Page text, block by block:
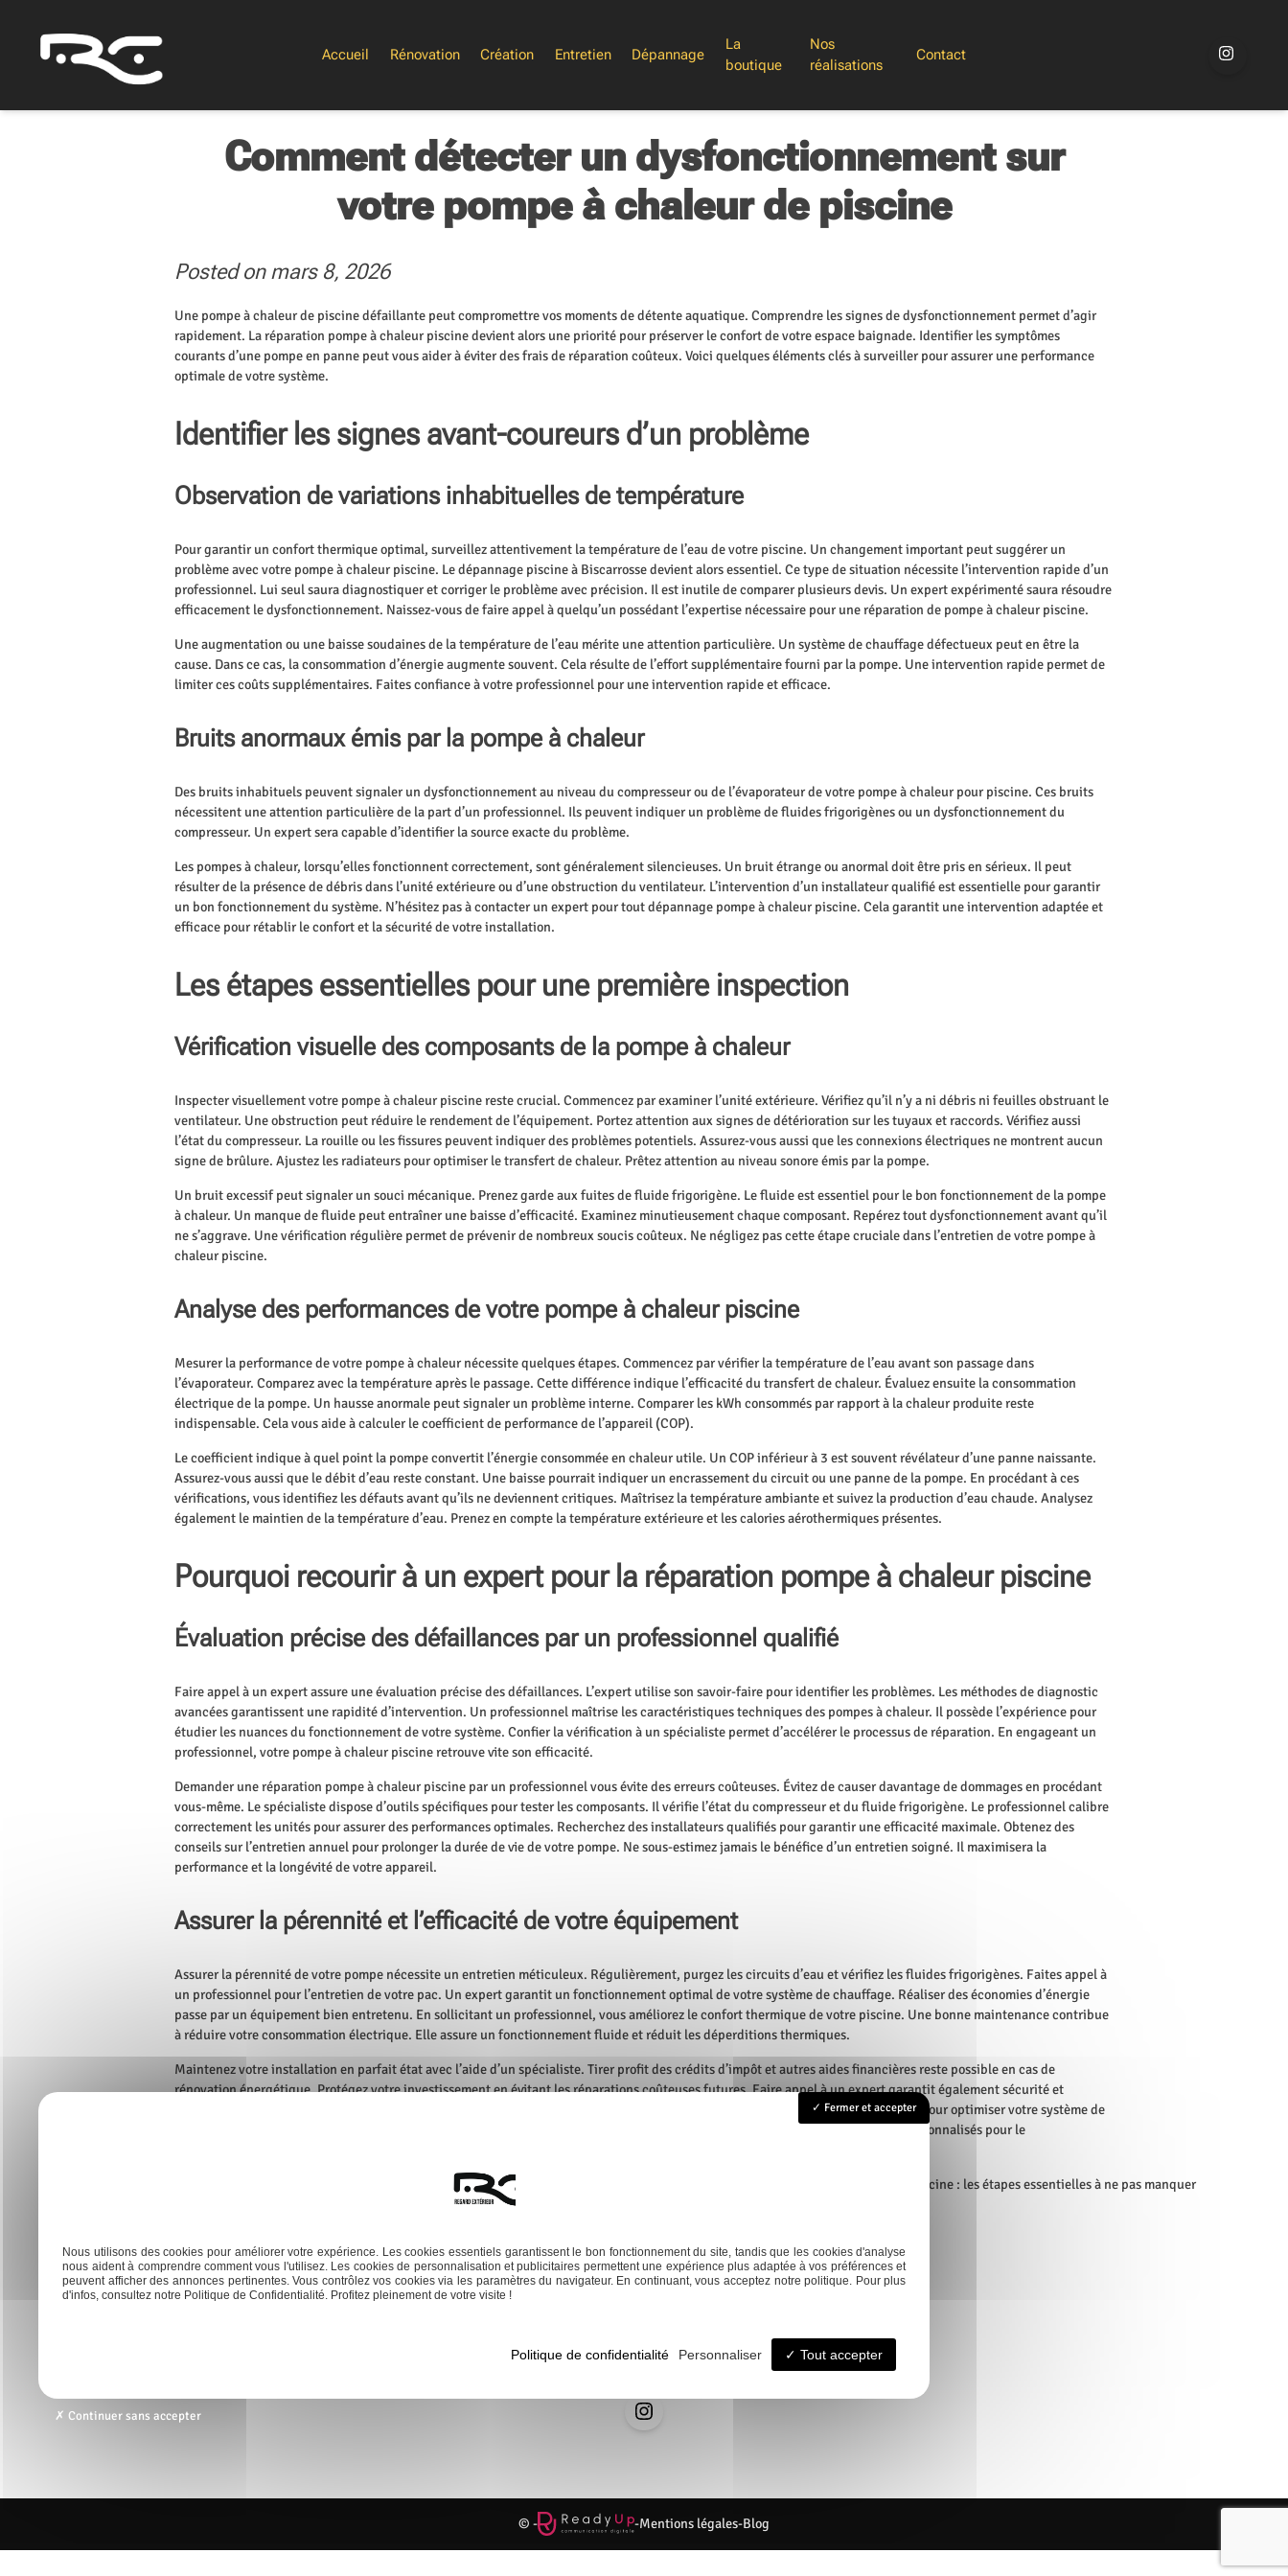
Accueil Rénovation Création Entretien Dépannage
La
boutique
Nos
réalisations
Contact
Comment détecter un dysfonctionnement sur
votre pompe à chaleur de piscine
Posted on mars 8, 2026
Une pompe à chaleur de piscine défaillante peut compromettre vos moments de détente aquatique. Comprendre les signes de dysfonctionnement permet d’agir
rapidement. La réparation pompe à chaleur piscine devient alors une priorité pour préserver le confort de votre espace baignade. Identifier les symptômes
courants d’une pompe en panne peut vous aider à éviter des frais de réparation coûteux. Voici quelques éléments clés à surveiller pour assurer une performance
optimale de votre système.
Identifier les signes avant-coureurs d’un problème
Observation de variations inhabituelles de température
Pour garantir un confort thermique optimal, surveillez attentivement la température de l’eau de votre piscine. Un changement important peut suggérer un
problème avec votre pompe à chaleur piscine. Ledépannage piscine à Biscarrossedevient alors essentiel. Ce type de situation nécessite l’intervention rapide d’un
professionnel. Lui seul saura diagnostiquer et corriger le problème avec précision. Il est inutile de comparer plusieurs devis. Un expert expérimenté saura résoudre
efficacement le dysfonctionnement. Naissez-vous de faire appel à quelqu’un possédant l’expertise nécessaire pour une réparation de pompe à chaleur piscine.
Une augmentation ou une baisse soudaines de la température de l’eau mérite une attention particulière. Un système de chauffage défectueux peut en être la
cause. Dans ce cas, la consommation d’énergie augmente souvent. Cela résulte de l’effort supplémentaire fourni par la pompe. Une intervention rapide permet de
limiter ces coûts supplémentaires. Faites confiance à votre professionnel pour une intervention rapide et efficace.
Bruits anormaux émis par la pompe à chaleur
Des bruits inhabituels peuvent signaler un dysfonctionnement au niveau du compresseur ou de l’évaporateur de votre pompe à chaleur pour piscine. Ces bruits
nécessitent une attention particulière de la part d’un professionnel. Ils peuvent indiquer un problème de fluides frigorigènes ou un dysfonctionnement du
compresseur. Un expert sera capable d’identifier la source exacte du problème.
Les pompes à chaleur, lorsqu’elles fonctionnent correctement, sont généralement silencieuses. Un bruit étrange ou anormal doit être pris en sérieux. Il peut
résulter de la présence de débris dans l’unité extérieure ou d’une obstruction du ventilateur. L’intervention d’un installateur qualifié est essentielle pour garantir
un bon fonctionnement du système. N’hésitez pas à contacter un expert pour tout dépannage pompe à chaleur piscine. Cela garantit une intervention adaptée et
efficace pour rétablir le confort et la sécurité de votre installation.
Les étapes essentielles pour une première inspection
Vérification visuelle des composants de la pompe à chaleur
Inspecter visuellement votre pompe à chaleur piscine reste crucial. Commencez par examiner l’unité extérieure. Vérifiez qu’il n’y a ni débris ni feuilles obstruant le
ventilateur. Une obstruction peut réduire le rendement de l’équipement. Portez attention aux signes de détérioration sur les tuyaux et raccords. Vérifiez aussi
l’état du compresseur. La rouille ou les fissures peuvent indiquer des problèmes potentiels. Assurez-vous aussi que les connexions électriques ne montrent aucun
signe de brûlure. Ajustez les radiateurs pour optimiser le transfert de chaleur. Prêtez attention au niveau sonore émis par la pompe.
Un bruit excessif peut signaler un souci mécanique. Prenez garde aux fuites de fluide frigorigène. Le fluide est essentiel pour le bon fonctionnement de la pompe
à chaleur. Un manque de fluide peut entraîner une baisse d’efficacité. Examinez minutieusement chaque composant. Repérez tout dysfonctionnement avant qu’il
ne s’aggrave. Une vérification régulière permet de prévenir de nombreux soucis coûteux. Ne négligez pas cette étape cruciale dans l’entretien de votre pompe à
chaleur piscine.
Analyse des performances de votre pompe à chaleur piscine
Mesurer la performance de votre pompe à chaleur nécessite quelques étapes. Commencez par vérifier la température de l’eau avant son passage dans
l’évaporateur. Comparez avec la température après le passage. Cette différence indique l’efficacité du transfert de chaleur. Évaluez ensuite la consommation
électrique de la pompe. Un hausse anormale peut signaler un problème interne. Comparer les kWh consommés par rapport à la chaleur produite reste
indispensable. Cela vous aide à calculer le coefficient de performance de l’appareil (COP).
Le coefficient indique à quel point la pompe convertit l’énergie consommée en chaleur utile. Un COP inférieur à 3 est souvent révélateur d’une panne naissante.
Assurez-vous aussi que le débit d’eau reste constant. Une baisse pourrait indiquer un encrassement du circuit ou une panne de la pompe. En procédant à ces
vérifications, vous identifiez les défauts avant qu’ils ne deviennent critiques. Maîtrisez la température ambiante et suivez la production d’eau chaude. Analysez
également le maintien de la température d’eau. Prenez en compte la température extérieure et les calories aérothermiques présentes.
Pourquoi recourir à un expert pour la réparation pompe à chaleur piscine
Évaluation précise des défaillances par un professionnel qualifié
Faire appel à un expert assure une évaluation précise des défaillances. L’expert utilise son savoir-faire pour identifier les problèmes. Les méthodes de diagnostic
avancées garantissent une rapidité d’intervention. Un professionnel maîtrise les caractéristiques techniques des pompes à chaleur. Il possède l’expérience pour
étudier les nuances du fonctionnement de votre système. Confier la vérification à un spécialiste permet d’accélérer le processus de réparation. En engageant un
professionnel, votre pompe à chaleur piscine retrouve vite son efficacité.
Demander une réparation pompe à chaleur piscine par un professionnel vous évite des erreurs coûteuses. Évitez de causer davantage de dommages en procédant
vous-même. Le spécialiste dispose d’outils spécifiques pour tester les composants. Il vérifie l’état du compresseur et du fluide frigorigène. Le professionnel calibre
correctement les unités pour assurer des performances optimales. Recherchez des installateurs qualifiés pour garantir une efficacité maximale. Obtenez des
conseils sur l’entretien annuel pour prolonger la durée de vie de votre pompe. Ne sous-estimez jamais le bénéfice d’un entretien soigné. Il maximisera la
performance et la longévité de votre appareil.
Assurer la pérennité et l’efficacité de votre équipement
Assurer la pérennité de votre pompe nécessite un entretien méticuleux. Régulièrement, purgez les circuits d’eau et vérifiez les fluides frigorigènes. Faites appel à
un professionnel pour l’entretien de votre pac. Un expert garantit un fonctionnement optimal de votre système de chauffage. Réaliser des économies d’énergie
passe par un équipement bien entretenu. En sollicitant un professionnel, vous améliorez le confort thermique de votre piscine. Une bonne maintenance contribue
à réduire votre consommation électrique. Elle assure un fonctionnement fluide et réduit les déperditions thermiques.
Maintenez votre installation en parfait état avec l’aide d’un spécialiste. Tirer profit des crédits d’impôt et autres aides financières reste possible en cas de
rénovation énergétique. Protégez votre investissement en évitant les réparations coûteuses futures. Faire appel à un expert garantit également sécurité et
tranquillité d’esprit. Assurez la production d’eau chaude sanitaire avec du matériel pérenne. Utilisez le savoir-faire professionnel pour optimiser votre système de
climatisation réversible. Une pompe à chaleur restituée maintient la température idéale plus longtemps. Obtenez des conseils personnalisés pour le
de
l’article
Les étapes essentielles pour construire une piscine creusée Entretien piscine : les étapes essentielles à ne pas manquer
© - -Mentions légales-Blog
Fermer et accepter
Nous utilisons des cookies pour améliorer votre expérience. Les cookies essentiels garantissent le bon fonctionnement du site, tandis que les cookies d'analyse
nous aident à comprendre comment vous l'utilisez. Les cookies de personnalisation et publicitaires permettent une expérience plus adaptée à vos préférences et
peuvent afficher des annonces pertinentes. Vous contrôlez vos cookies via les paramètres du navigateur. En continuant, vous acceptez notre politique. Pour plus
d'infos, consultez notre Politique de Confidentialité. Profitez pleinement de votre visite !
Tout accepter
Personnaliser
Politique de confidentialité
Continuer sans accepter